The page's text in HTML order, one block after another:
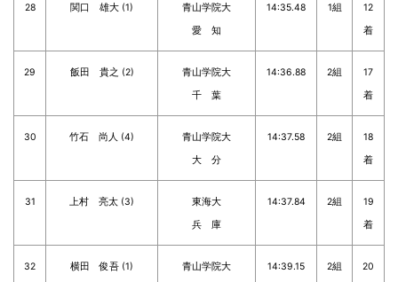
28 関口 雄大 (1)
青山学院大
愛 知
14:35.48 1組
12
着
29 飯田 貴之 (2)
青山学院大
千 葉
14:36.88 2組
17
着
30 竹石 尚人 (4)
青山学院大
大 分
14:37.58 2組
18
着
31 上村 亮太 (3)
東海大
兵 庫
14:37.84 2組
19
着
32 横田 俊吾 (1)
青山学院大
14:39.15 2組
20